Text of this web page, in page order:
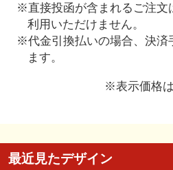
※直接投函が含まれるご注文
利用いただけません。
※代金引換払いの場合、決済
ます。
※表示価格
最近見たデザイン